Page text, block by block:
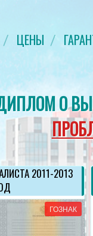
ЦЕНЫ
О
2011-2013
ГОЗНАК